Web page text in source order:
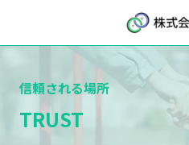
信頼される場所
TRUST